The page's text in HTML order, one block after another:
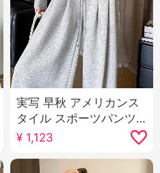
実写 早秋 アメリカンス
タイル スポーツパンツ
子供 腹部を引き締める
ハイウエスト 垂 感 ワイ
ドパンツ ストレート ル
¥ 1,123